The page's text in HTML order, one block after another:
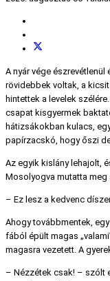
A nyár vége
rövidebbek voltak, a
hintettek a levelek
csapat kisgyermek
hátizsákokban kulacs,
papírzacskó, hogy őszi
Az egyik kislány lehajolt,
Mosolyogva mutatta meg
– Ez lesz a kedvenc
Ahogy továbbmentek,
fából épült magas
magasra vezetett. A
– Nézzétek csak! – szólt